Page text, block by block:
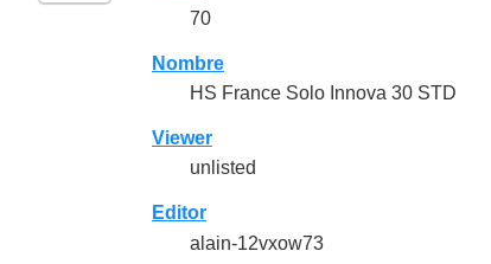
70
Nombre
HS France Solo Innova 30 STD
Viewer
unlisted
Editor
alain-12vxow73